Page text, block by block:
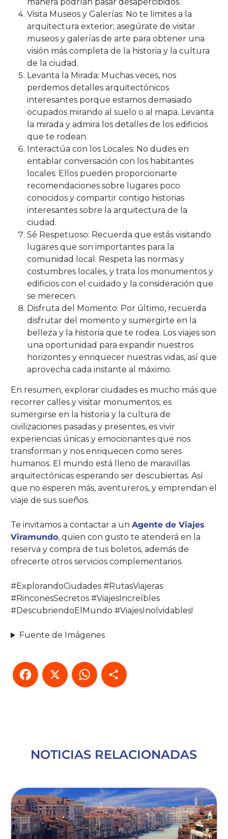
Facebook
X WhatsAppCompartir
Visita Museos y Galerías: No te limites a la
arquitectura exterior; asegúrate de visitar
museos y galerías de arte para obtener una
visión más completa de la historia y la cultura
de la ciudad.
Levanta la Mirada: Muchas veces, nos
perdemos detalles arquitectónicos
interesantes porque estamos demasiado
ocupados mirando al suelo o al mapa. Levanta
la mirada y admira los detalles de los edificios
que te rodean.
Interactúa con los Locales: No dudes en
entablar conversación con los habitantes
locales. Ellos pueden proporcionarte
recomendaciones sobre lugares poco
conocidos y compartir contigo historias
interesantes sobre la arquitectura de la
ciudad.
Sé Respetuoso: Recuerda que estás visitando
lugares que son importantes para la
comunidad local. Respeta las normas y
costumbres locales, y trata los monumentos y
edificios con el cuidado y la consideración que
se merecen.
Disfruta del Momento: Por último, recuerda
disfrutar del momento y sumergirte en la
belleza y la historia que te rodea. Los viajes son
una oportunidad para expandir nuestros
horizontes y enriquecer nuestras vidas, así que
aprovecha cada instante al máximo.
En resumen, explorar ciudades es mucho más que
recorrer calles y visitar monumentos; es
sumergirse en la historia y la cultura de
civilizaciones pasadas y presentes, es vivir
experiencias únicas y emocionantes que nos
transforman y nos enriquecen como seres
humanos. El mundo está lleno de maravillas
arquitectónicas esperando ser descubiertas. Así
que no esperen más, aventureros, y emprendan el
viaje de sus sueños.
Te invitamos a contactar a un Agente de Viajes
Viramundo, quien con gusto te atenderá en la
reserva y compra de tus boletos, además de
ofrecerte otros servicios complementarios.
#ExplorandoCiudades #RutasViajeras
#RinconesSecretos #ViajesIncreíbles
#DescubriendoElMundo #ViajesInolvidables!
Fuente de Imágenes
NOTICIAS RELACIONADAS